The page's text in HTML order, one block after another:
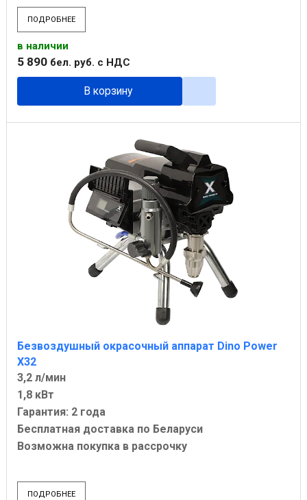
ПОДРОБНЕЕ
в наличии
5 890 бел. руб. с НДС
В корзину
Безвоздушный окрасочный аппарат Dino Power
X32
3,2 л/мин
1,8 кВт
Гарантия: 2 года
Бесплатная доставка по Беларуси
Возможна покупка в рассрочку
ПОДРОБНЕЕ